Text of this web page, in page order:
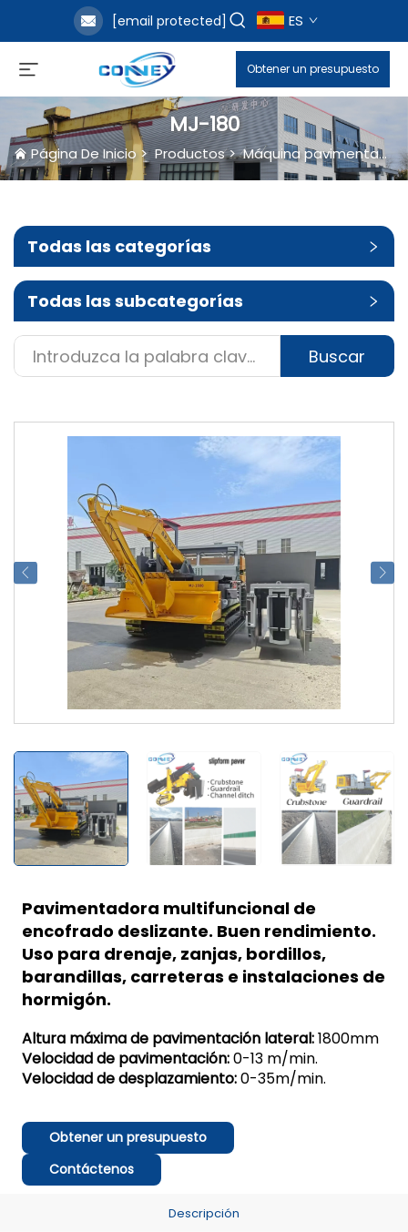
[email protected] ES
Obtener un presupuesto
MJ-180
Página De Inicio>Productos>Máquina pavimentadora de moldeo continuo
Todas las categorías
Todas las subcategorías
Buscar
Pavimentadora multifuncional de
encofrado deslizante. Buen rendimiento.
Uso para drenaje, zanjas, bordillos,
barandillas, carreteras e instalaciones de
hormigón.
Altura máxima de pavimentación lateral:1800mm
Velocidad de pavimentación:0-13 m/min.
Velocidad de desplazamiento:0-35m/min.
Obtener un presupuesto
Contáctenos
Descripción